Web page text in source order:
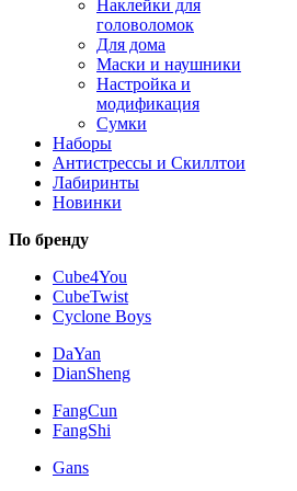
Наклейки для
головоломок
Для дома
Маски и наушники
Настройка и
модификация
Сумки
Наборы
Антистрессы и Скиллтои
Лабиринты
Новинки
По бренду
Cube4You
CubeTwist
Cyclone Boys
DaYan
DianSheng
FangCun
FangShi
Gans